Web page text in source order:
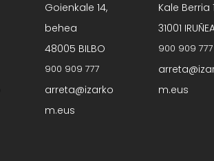
Goienkale 14,
behea
48005 BILBO
900 909 777
arreta@izarko
m.eus
Kale Berria
31001
900 909 777
m.eus